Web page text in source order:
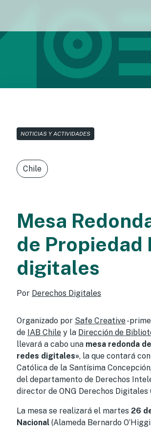
NOTICIAS Y ACTIVIDADES
Chile
Mesa
de
digitales
Por Derechos Digitales
Organizado por Safe Creative-
de IAB Chile y la Dirección de
llevará a cabo una mesa redonda
redes digitales», la que contará
Católica de la Santísima
del departamento de Derechos
director de ONG Derechos Digitales
La mesa se realizará el martes 26
Nacional (Alameda Bernardo